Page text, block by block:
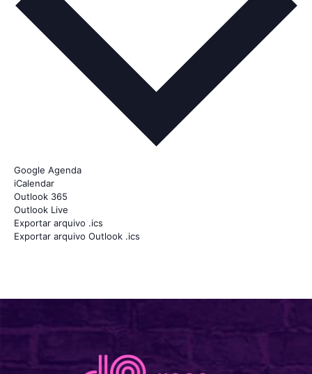
Google Agenda
iCalendar
Outlook 365
Outlook Live
Exportar arquivo .ics
Exportar arquivo Outlook .ics